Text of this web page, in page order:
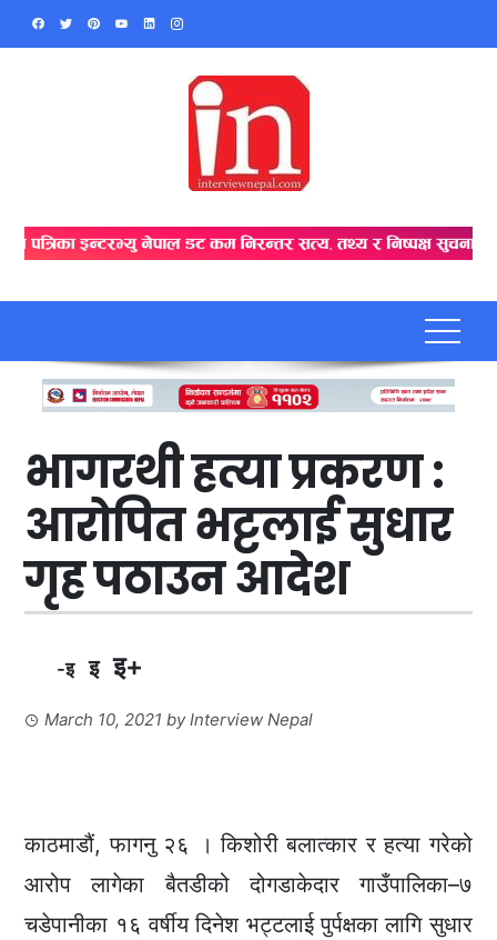
Skip
भागरथी हत्या प्रकरण :
आरोपित भट्टलाई सुधार
गृह पठाउन आदेश
-इ इ इ+
March 10, 2021 byInterview Nepal
काठमाडौं, फागनु २६ । किशोरी बलात्कार र हत्या गरेको
आरोप लागेका बैतडीको दोगडाकेदार गाउँपालिका–७
चडेपानीका १६ वर्षीय दिनेश भट्टलाई पुर्पक्षका लागि सुधार